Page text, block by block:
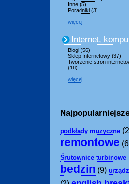
Inne (5)
Poradniki (3)
więcej
Internet,
Blogi (56)
Sklep Internetowy (37)
Tworzenie stron
(18)
więcej
podkłady muzyczne
remontowe
Śrutownice turbinowe
bedzin (9)